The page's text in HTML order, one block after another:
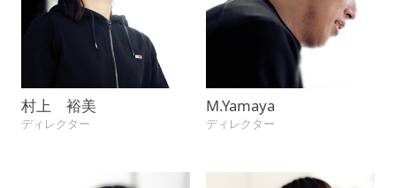
村上 裕美
ディレクター
M.Yamaya
ディレクター